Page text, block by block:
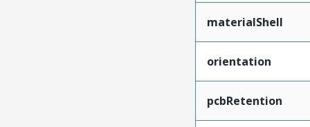
materialShell
orientation
pcbRetention